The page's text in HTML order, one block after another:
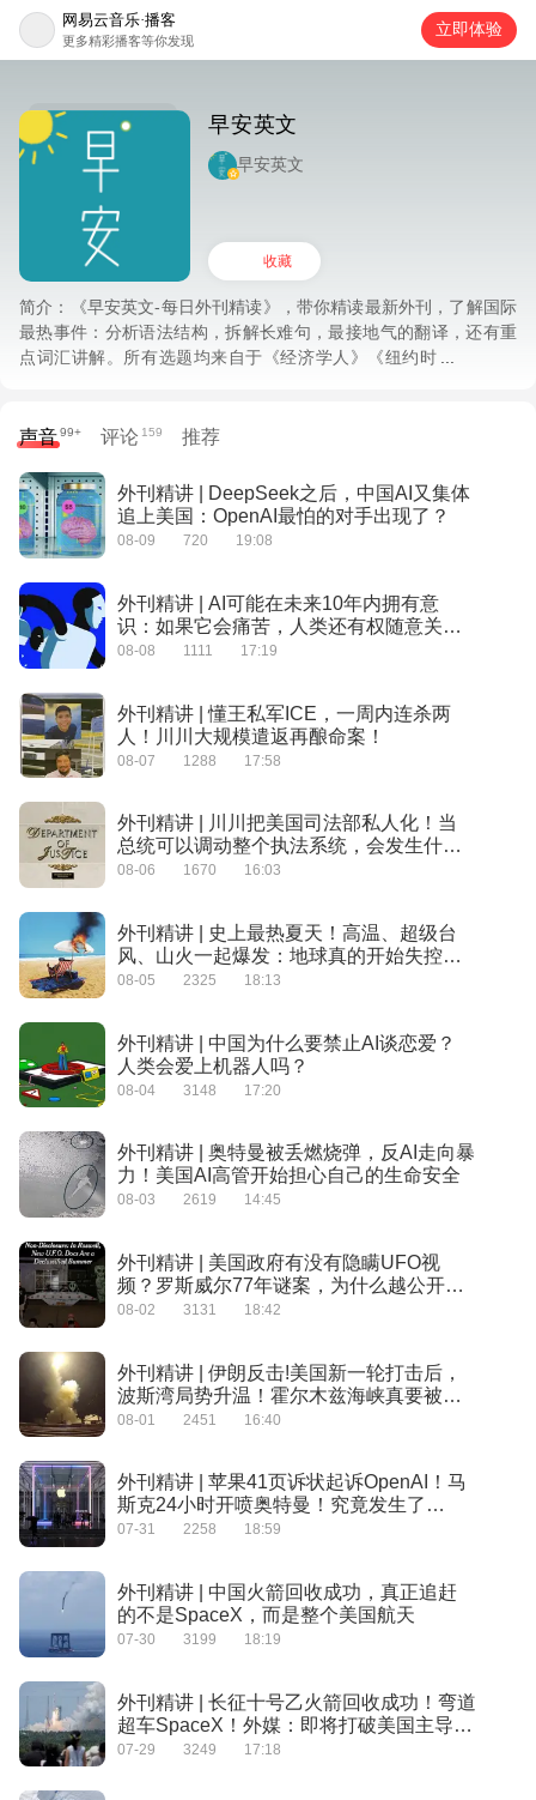
网易云音乐·播客
更多精彩播客等你发现
立即体验
早安英文
早安英文
收藏
简介：
《早安英文-每日外刊精读》，带你精读最新外刊，了解国际
最热事件：分析语法结构，拆解长难句，最接地气的翻译，还有重
点词汇讲解。所有选题均来自于《经济学人》《纽约时
声音99+ 评论 159 推荐
外刊精讲 | DeepSeek之后，中国AI又集体
追上美国：OpenAI最怕的对手出现了？
08-09 720 19:08
外刊精讲 | AI可能在未来10年内拥有意
识：如果它会痛苦，人类还有权随意关闭
它吗？
08-08 1111 17:19
外刊精讲 | 懂王私军ICE，一周内连杀两
人！川川大规模遣返再酿命案！
08-07 1288 17:58
外刊精讲 | 川川把美国司法部私人化！当
总统可以调动整个执法系统，会发生什
么？
08-06 1670 16:03
外刊精讲 | 史上最热夏天！高温、超级台
风、山火一起爆发：地球真的开始失控了
吗？
08-05 2325 18:13
外刊精讲 | 中国为什么要禁止AI谈恋爱？
人类会爱上机器人吗？
08-04 3148 17:20
外刊精讲 | 奥特曼被丢燃烧弹，反AI走向暴
力！美国AI高管开始担心自己的生命安全
08-03 2619 14:45
外刊精讲 | 美国政府有没有隐瞒UFO视
频？罗斯威尔77年谜案，为什么越公开越
神秘？
08-02 3131 18:42
外刊精讲 | 伊朗反击!美国新一轮打击后，
波斯湾局势升温！霍尔木兹海峡真要被封
死了？
08-01 2451 16:40
外刊精讲 | 苹果41页诉状起诉OpenAI！马
斯克24小时开喷奥特曼！究竟发生了
啥？！
07-31 2258 18:59
外刊精讲 | 中国火箭回收成功，真正追赶
的不是SpaceX，而是整个美国航天
07-30 3199 18:19
外刊精讲 | 长征十号乙火箭回收成功！弯道
超车SpaceX！外媒：即将打破美国主导地
位！
07-29 3249 17:18